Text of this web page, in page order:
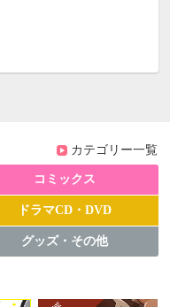
カテゴリー一覧
コミックス
ドラマCD・DVD
グッズ・その他